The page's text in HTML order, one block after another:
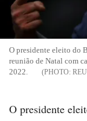
O presidente eleito do
reunião de Natal com
2022.
O presidente